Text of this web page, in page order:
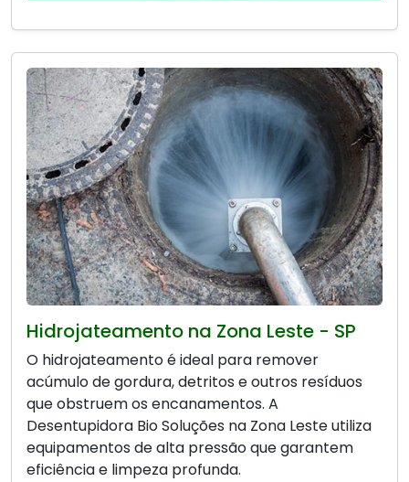
Hidrojateamento na Zona Leste - SP
O hidrojateamento é ideal para remover
acúmulo de gordura, detritos e outros resíduos
que obstruem os encanamentos. A
Desentupidora Bio Soluções na Zona Leste utiliza
equipamentos de alta pressão que garantem
eficiência e limpeza profunda.